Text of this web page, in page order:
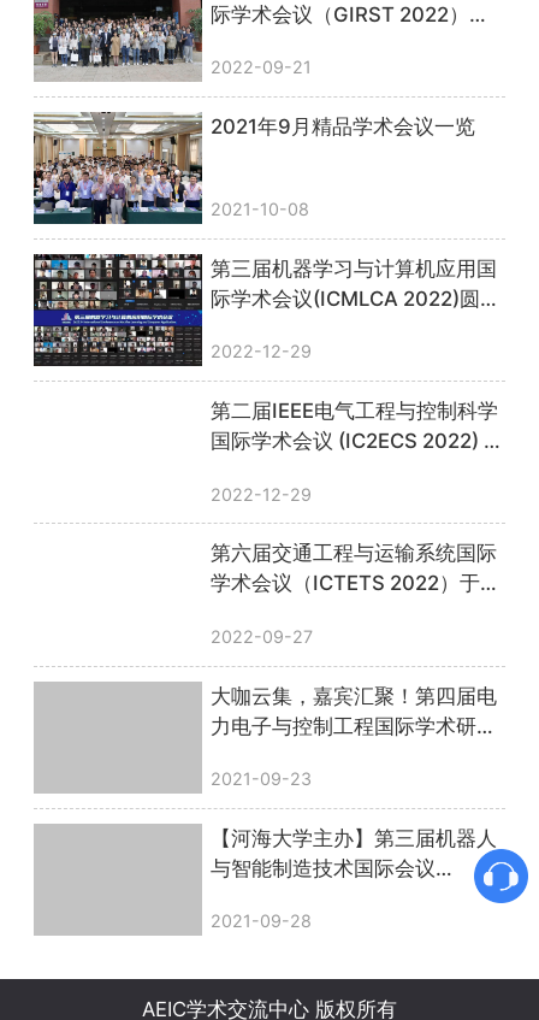
际学术会议（GIRST 2022）顺
2022-09-21
2021年9月精品学术会议一览
2021-10-08
第三届机器学习与计算机应用国
际学术会议(ICMLCA 2022)圆满
2022-12-29
第二届IEEE电气工程与控制科学
国际学术会议 (IC2ECS 2022) 顺
2022-12-29
第六届交通工程与运输系统国际
学术会议（ICTETS 2022）于线
2022-09-27
大咖云集，嘉宾汇聚！第四届电
力电子与控制工程国际学术研讨
2021-09-23
【河海大学主办】第三届机器人
与智能制造技术国际会议
2021-09-28
AEIC学术交流中心 版权所有